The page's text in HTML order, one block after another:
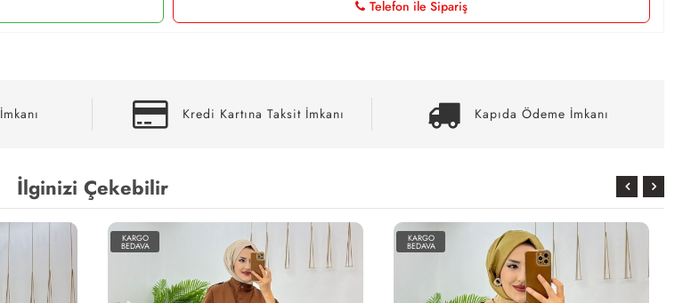
Telefon ile Sipariş
Kredi Kartına Taksit İmkanı Kapıda Ödeme İmkanı
İlginizi Çekebilir
KARGO
BEDAVA
KARGO
BEDAVA